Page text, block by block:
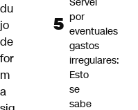
du
jo
de
for
m
a
por
eventuales
gastos
irregulares:
Esto
se
sabe